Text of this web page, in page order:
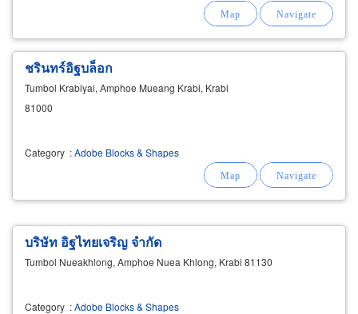
ชรินทร์อิฐบล็อก
Tumbol Krabiyai, Amphoe Mueang Krabi, Krabi
81000
Category :Adobe Blocks & Shapes
บริษัท อิฐไทยเจริญ จำกัด
Tumbol Nueakhlong, Amphoe Nuea Khlong, Krabi 81130
Category :Adobe Blocks & Shapes